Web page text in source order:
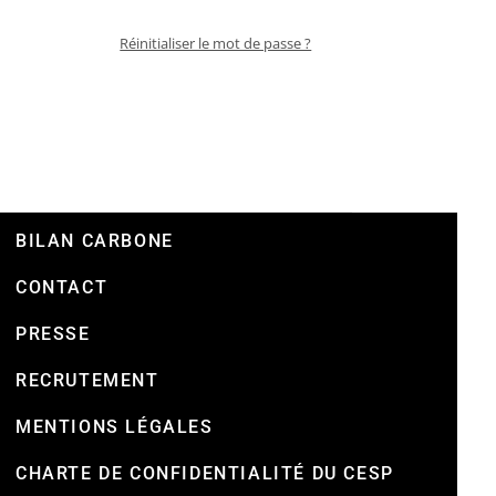
Réinitialiser le mot de passe ?
BILAN CARBONE
CONTACT
PRESSE
RECRUTEMENT
MENTIONS LÉGALES
CHARTE DE CONFIDENTIALITÉ DU CESP